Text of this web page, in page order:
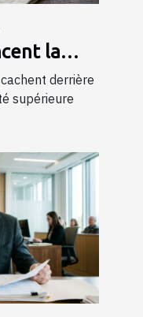
la
derrière
supérieure